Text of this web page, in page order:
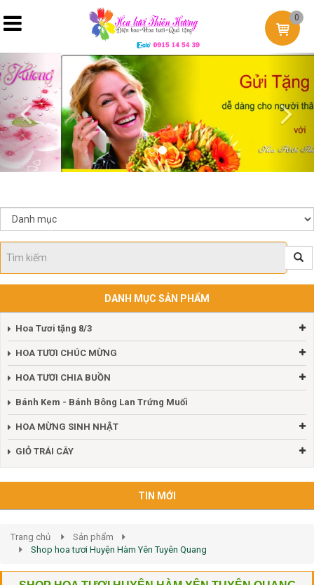
0
Previous
DANH MỤC SẢN PHẨM
Hoa Tươi tặng 8/3
Bánh Kem - Bánh Bông Lan Trứng Muối
HOA MỪNG SINH NHẬT
Trang chủ
Sản phẩm
Shop hoa tươi Huyện Hàm Yên Tuyên Quang